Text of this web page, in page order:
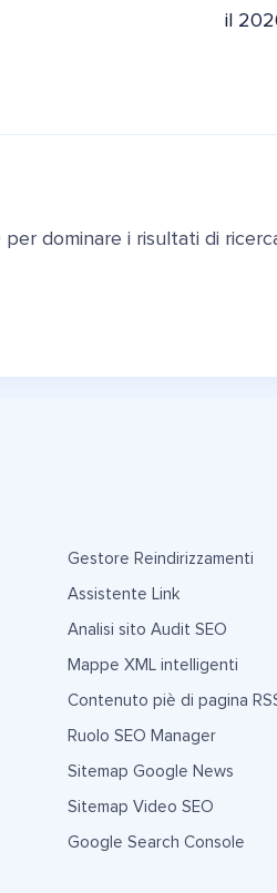
il
dominare i risultati di
Gestore Reindirizzamenti
Assistente Link
Analisi sito Audit SEO
Mappe XML intelligenti
Contenuto piè di pagina
Ruolo SEO Manager
Sitemap Google News
Sitemap Video SEO
Google Search Console